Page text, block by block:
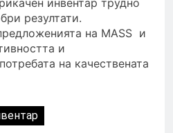
резултати.
на MASS и
и
на качествената